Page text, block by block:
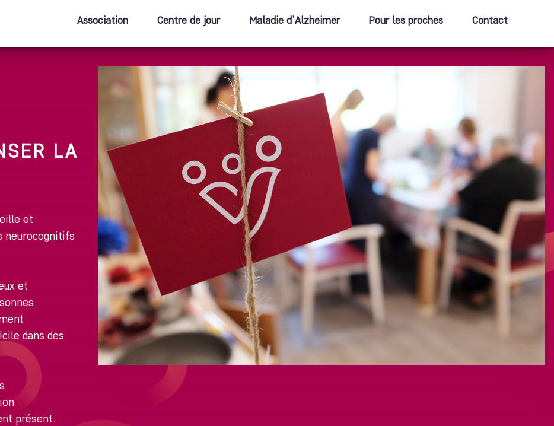
Association Centre de jour Maladie d’Alzheimer Pour les proches Contact
LA
et
neurocognitifs
et
dans des
présent.